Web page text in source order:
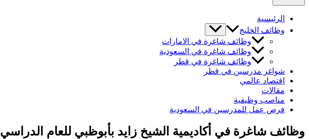
الرئيسية
وظائف الخليج
وظائف شاغرة في الامارات
وظائف شاغرة في السعودية
وظائف شاغرة في قطر
شواغر مدرسين في قطر
اقتصاد عالمي
مقالات
مناصب وظيفية
فرص عمل للمدرسين في السعودية
وظائف شاغرة في أكاديمية الشيخ زايد بأبوظبي للعام الدراسي 2026-2027